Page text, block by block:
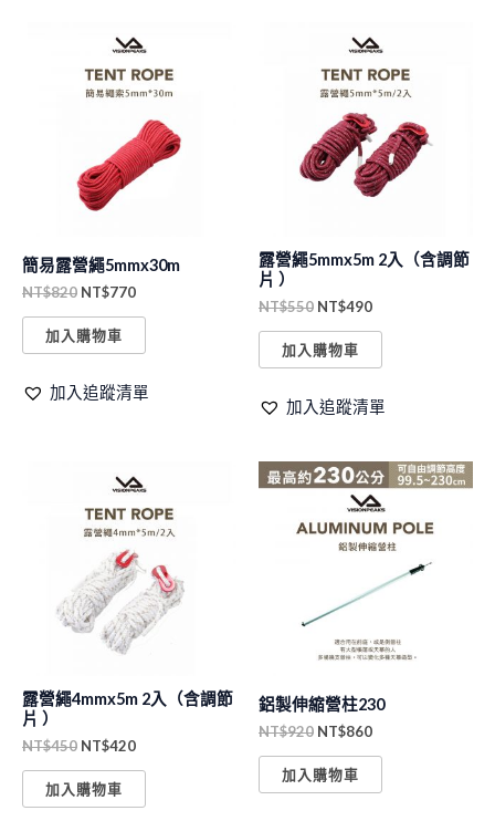
簡易露營繩5mmx30m
NT$820
價
格：
NT$770
前
價
格：
加入購物車
加入追蹤清單
露營繩5mmx5m 2入（含調節
片 ）
NT$550
價
格：
NT$490
前
價
格：
加入購物車
加入追蹤清單
露營繩4mmx5m 2入（含調節
片 ）
NT$450
價
格：
NT$450。
NT$420
前
價
格：
加入購物車
鋁製伸縮營柱230
NT$920
原
始
格：
NT$920。
NT$860
目
前
價
格：
NT$860。
加入購物車